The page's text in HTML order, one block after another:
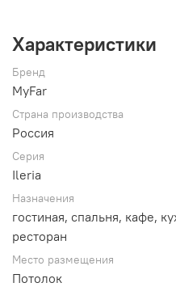
Характеристики
Бренд
MyFar
Страна производства
Россия
Серия
Ileria
Назначения
гостиная, спальня, кафе,
ресторан
Место размещения
Потолок